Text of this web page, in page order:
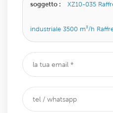
soggetto : XZ10-035
industriale 3500 m³/h